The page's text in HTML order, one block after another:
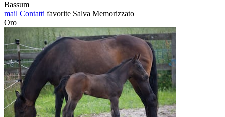
Bassum
mail Contatti favorite Salva Memorizzato
Oro